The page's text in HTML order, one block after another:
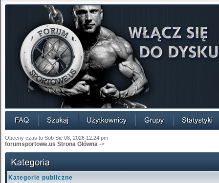
Obecny czas to Sob Sie 08, 2026 12:24 pm
forumsportowe.us Strona Główna ->
Kategorie publiczne